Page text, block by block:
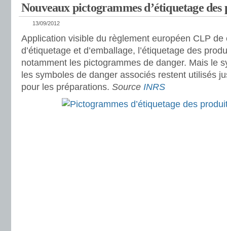
Nouveaux pictogrammes d’étiquetage
13/09/2012
Application visible du règlement européen CLP de
d’étiquetage et d’emballage, l’étiquetage des
notamment les pictogrammes de danger. Mais le
les symboles de danger associés restent utilisés
pour les préparations. Source INRS